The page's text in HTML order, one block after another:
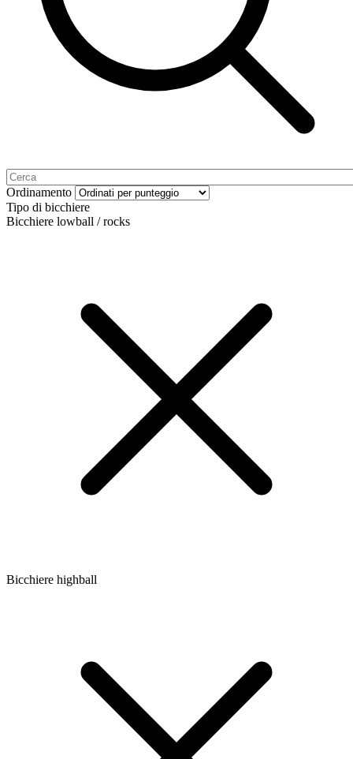
Ordinamento
Tipo di bicchiere
Bicchiere lowball / rocks
Bicchiere highball